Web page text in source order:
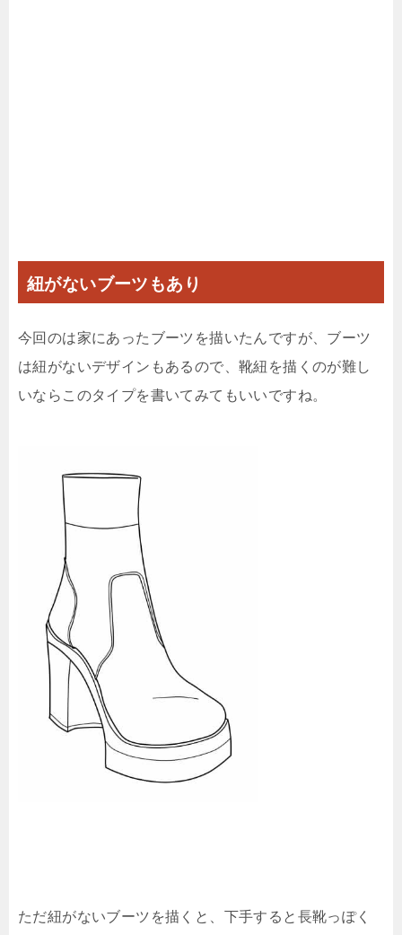
紐がないブーツもあり
今回のは家にあったブーツを描いたんですが、ブーツ
は紐がないデザインもあるので、靴紐を描くのが難し
いならこのタイプを書いてみてもいいですね。
ただ紐がないブーツを描くと、下手すると長靴っぽく